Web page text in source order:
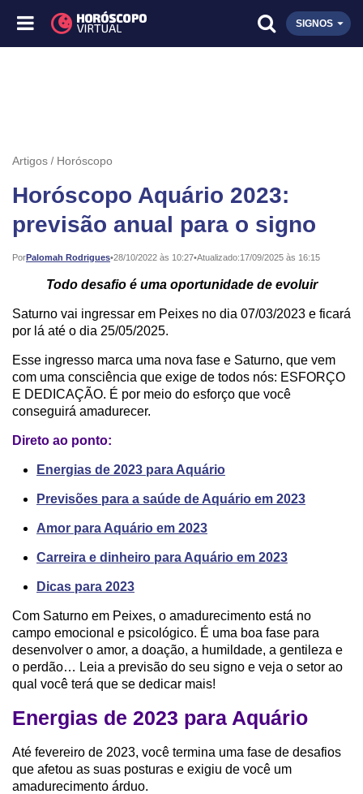
SIGNOS
Artigos Horóscopo
Horóscopo Aquário 2023:
previsão anual para o signo
PorPalomah Rodrigues•
Publicado: 28/10/2022 às 10:27•Atualizado:17/09/2025 às 16:15
Todo desafio é uma oportunidade de evoluir
Saturno vai ingressar em Peixes no dia 07/03/2023 e ficará
por lá até o dia 25/05/2025.
Esse ingresso marca uma nova fase e Saturno, que vem
com uma consciência que exige de todos nós: ESFORÇO
E DEDICAÇÃO. É por meio do esforço que você
conseguirá amadurecer.
Direto ao ponto:
Energias de 2023 para Aquário
Previsões para a saúde de Aquário em 2023
Amor para Aquário em 2023
Carreira e dinheiro para Aquário em 2023
Dicas para 2023
Com Saturno em Peixes, o amadurecimento está no
campo emocional e psicológico. É uma boa fase para
desenvolver o amor, a doação, a humildade, a gentileza e
o perdão… Leia a previsão do seu signo e veja o setor ao
qual você terá que se dedicar mais!
Energias de 2023 para Aquário
Até fevereiro de 2023, você termina uma fase de desafios
que afetou as suas posturas e exigiu de você um
amadurecimento árduo.